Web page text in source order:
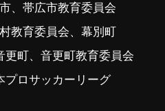
、帯広市教育委員会
教育委員会、幕別町
更町、音更町教育委員会
プロサッカーリーグ